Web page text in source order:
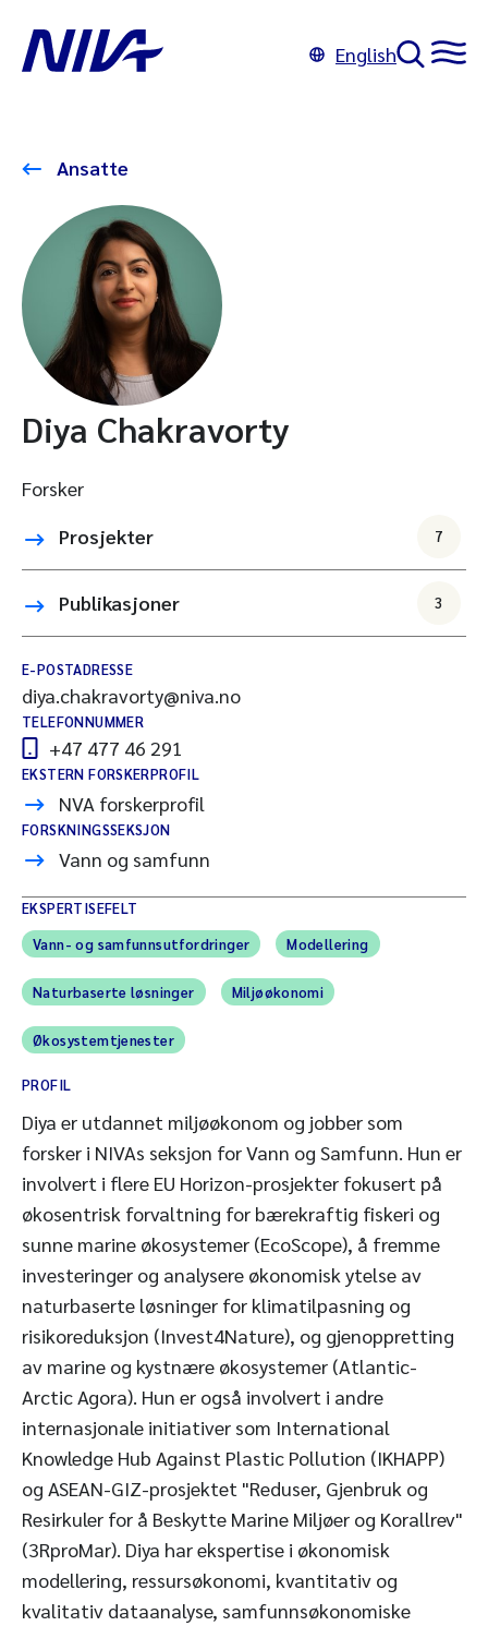
English
Ansatte
Diya Chakravorty
Forsker
Prosjekter
7
Publikasjoner 3
E-POSTADRESSE
diya.chakravorty@niva.no
TELEFONNUMMER
+47 477 46 291
EKSTERN FORSKERPROFIL
NVA forskerprofil
FORSKNINGSSEKSJON
Vann og samfunn
EKSPERTISEFELT
Vann- og samfunnsutfordringer
Modellering
Naturbaserte løsninger Miljøøkonomi
Økosystemtjenester
PROFIL
Diya er utdannet miljøøkonom og jobber som
forsker i NIVAs seksjon for Vann og Samfunn. Hun er
involvert i flere EU Horizon-prosjekter fokusert på
økosentrisk forvaltning for bærekraftig fiskeri og
sunne marine økosystemer (EcoScope), å fremme
investeringer og analysere økonomisk ytelse av
naturbaserte løsninger for klimatilpasning og
risikoreduksjon (Invest4Nature), og gjenoppretting
av marine og kystnære økosystemer (Atlantic-
Arctic Agora). Hun er også involvert i andre
internasjonale initiativer som International
Knowledge Hub Against Plastic Pollution (IKHAPP)
og ASEAN-GIZ-prosjektet "Reduser, Gjenbruk og
Resirkuler for å Beskytte Marine Miljøer og Korallrev"
(3RproMar). Diya har ekspertise i økonomisk
modellering, ressursøkonomi, kvantitativ og
kvalitativ dataanalyse, samfunnsøkonomiske